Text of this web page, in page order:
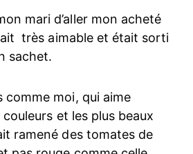
mari d’aller mon acheté
très aimable et était sorti
sachet.
comme moi, qui aime
et les plus beaux
ramené des tomates de